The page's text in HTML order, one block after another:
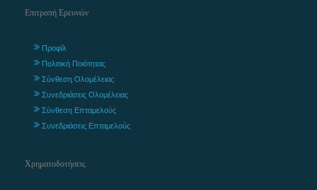
Επιτροπή Ερευνών
Προφίλ
Πολιτική Ποιότητας
Σύνθεση Ολομέλειας
Συνεδριάσεις Ολομέλειας
Σύνθεση Επταμελούς
Συνεδριάσεις Επταμελούς
Χρηματοδοτήσεις